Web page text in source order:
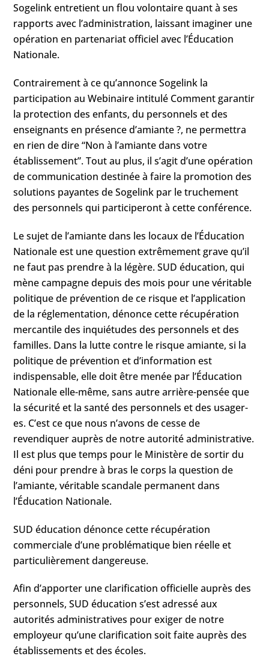
Sogelink entretient un flou volontaire quant à ses
rapports avec l’administration, laissant imaginer une
opération en partenariat officiel avec l’Éducation
Nationale.
Contrairement à ce qu’annonce Sogelink la
participation au Webinaire intitulé Comment garantir
la protection des enfants, du personnels et des
enseignants en présence d’amiante ?, ne permettra
en rien de dire “Non à l’amiante dans votre
établissement”. Tout au plus, il s’agit d’une opération
de communication destinée à faire la promotion des
solutions payantes de Sogelink par le truchement
des personnels qui participeront à cette conférence.
Le sujet de l’amiante dans les locaux de l’Éducation
Nationale est une question extrêmement grave qu’il
ne faut pas prendre à la légère. SUD éducation, qui
mène campagne depuis des mois pour une véritable
politique de prévention de ce risque et l’application
de la réglementation, dénonce cette récupération
mercantile des inquiétudes des personnels et des
familles. Dans la lutte contre le risque amiante, si la
politique de prévention et d’information est
indispensable, elle doit être menée par l’Éducation
Nationale elle-même, sans autre arrière-pensée que
la sécurité et la santé des personnels et des usager-
es. C’est ce que nous n’avons de cesse de
revendiquer auprès de notre autorité administrative.
Il est plus que temps pour le Ministère de sortir du
déni pour prendre à bras le corps la question de
l’amiante, véritable scandale permanent dans
l’Éducation Nationale.
SUD éducation dénonce cette récupération
commerciale d’une problématique bien réelle et
particulièrement dangereuse.
Afin d’apporter une clarification officielle auprès des
personnels, SUD éducation s’est adressé aux
autorités administratives pour exiger de notre
employeur qu’une clarification soit faite auprès des
établissements et des écoles.